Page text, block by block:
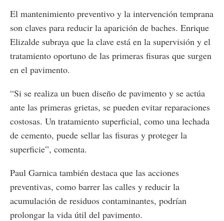
El mantenimiento preventivo y la intervención temprana
son claves para reducir la aparición de baches. Enrique
Elizalde subraya que la clave está en la supervisión y el
tratamiento oportuno de las primeras fisuras que surgen
en el pavimento.
“Si se realiza un buen diseño de pavimento y se actúa
ante las primeras grietas, se pueden evitar reparaciones
costosas. Un tratamiento superficial, como una lechada
de cemento, puede sellar las fisuras y proteger la
superficie”, comenta.
Paul Garnica también destaca que las acciones
preventivas, como barrer las calles y reducir la
acumulación de residuos contaminantes, podrían
prolongar la vida útil del pavimento​.